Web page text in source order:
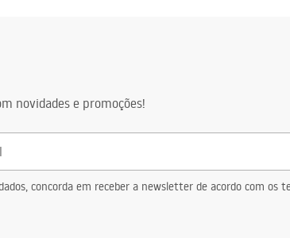
novidades e promoções!
concorda em receber a newsletter de acordo com os